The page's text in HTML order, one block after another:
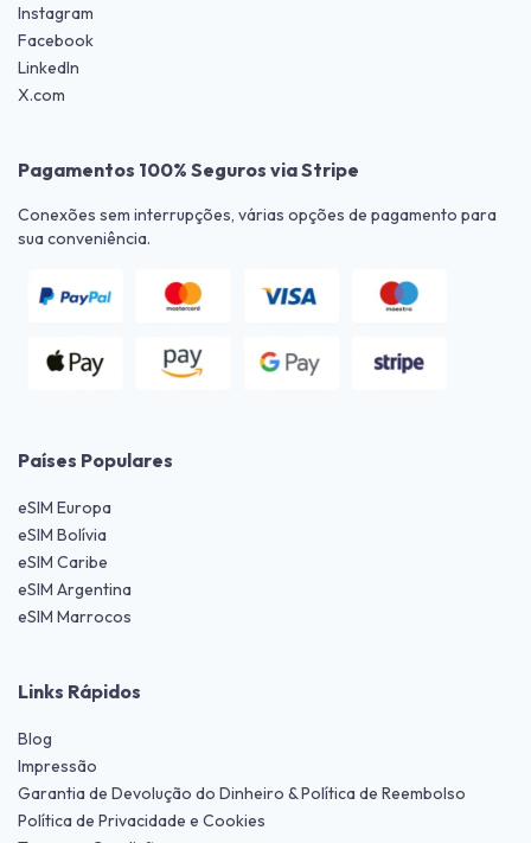
Instagram
Facebook
LinkedIn
X.com
Pagamentos 100% Seguros via Stripe
Conexões sem interrupções, várias opções de pagamento para
sua conveniência.
Países Populares
eSIM Europa
eSIM Bolívia
eSIM Caribe
eSIM Argentina
eSIM Marrocos
Links Rápidos
Blog
Impressão
Garantia de Devolução do Dinheiro & Política de Reembolso
Política de Privacidade e Cookies